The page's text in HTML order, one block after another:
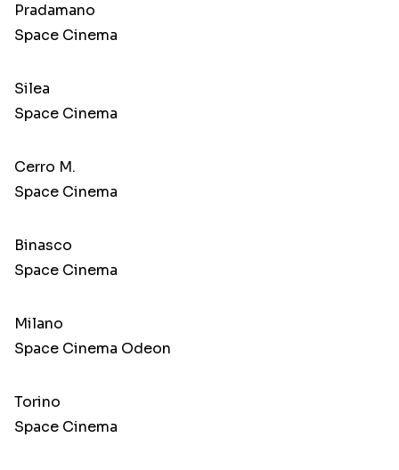
Pradamano
Space Cinema
Silea
Space Cinema
Cerro M.
Space Cinema
Binasco
Space Cinema
Milano
Space Cinema Odeon
Torino
Space Cinema